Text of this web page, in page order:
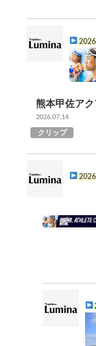
熊本甲佐ア
2026.07.14
クリップ